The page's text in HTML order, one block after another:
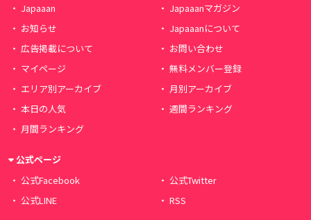
Japaaan
Japaaanマガジン
お知らせ
Japaaanについて
広告掲載について
お問い合わせ
マイページ
無料メンバー登録
エリア別アーカイブ
月別アーカイブ
本日の人気
週間ランキング
月間ランキング
公式ページ
公式Facebook
公式Twitter
公式LINE
RSS